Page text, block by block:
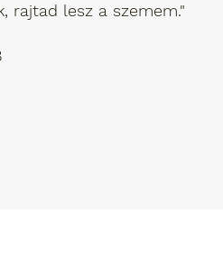
rajtad lesz a szemem."